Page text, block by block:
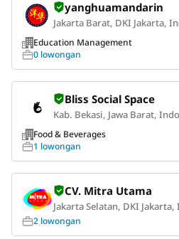
yanghuamandarin
Jakarta Barat, DKI Jakarta,
Education Management
0 lowongan
Bliss Social Space
Kab. Bekasi, Jawa Barat,
Food & Beverages
1 lowongan
CV. Mitra Utama
Jakarta Selatan, DKI
2 lowongan